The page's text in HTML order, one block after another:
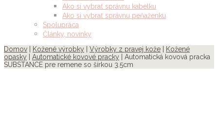
Ako si vybrať správnu kabelku
Ako si vybrať správnu peňaženku
Spolupráca
Články, novinky
Domov
Kožené výrobky Výrobky z pravej kože
Kožené
opasky
Automatické kovové pracky | Automatická kovová pracka
SUBSTANCE pre remene so šírkou 3.5cm